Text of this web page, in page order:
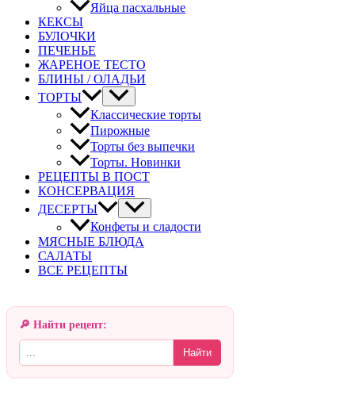
Яйца пасхальные
КЕКСЫ
БУЛОЧКИ
ПЕЧЕНЬЕ
ЖАРЕНОЕ ТЕСТО
БЛИНЫ / ОЛАДЬИ
ТОРТЫ
Классические торты
Пирожные
Торты без выпечки
Торты. Новинки
РЕЦЕПТЫ В ПОСТ
КОНСЕРВАЦИЯ
ДЕСЕРТЫ
Конфеты и сладости
МЯСНЫЕ БЛЮДА
САЛАТЫ
ВСЕ РЕЦЕПТЫ
🔎 Найти рецепт:
Найти